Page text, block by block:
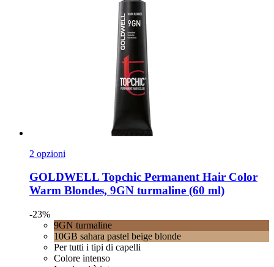
2 opzioni
GOLDWELL Topchic Permanent Hair Color
Warm Blondes, 9GN turmaline (60 ml)
-23%
9GN turmaline
10GB sahara pastel beige blonde
Per tutti i tipi di capelli
Colore intenso